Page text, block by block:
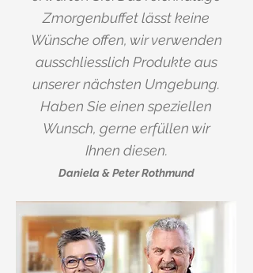
Zmorgenbuffet lässt keine
Wünsche offen, wir verwenden
ausschliesslich Produkte aus
unserer nächsten Umgebung.
Haben Sie einen speziellen
Wunsch, gerne erfüllen wir
Ihnen diesen.
Daniela & Peter Rothmund